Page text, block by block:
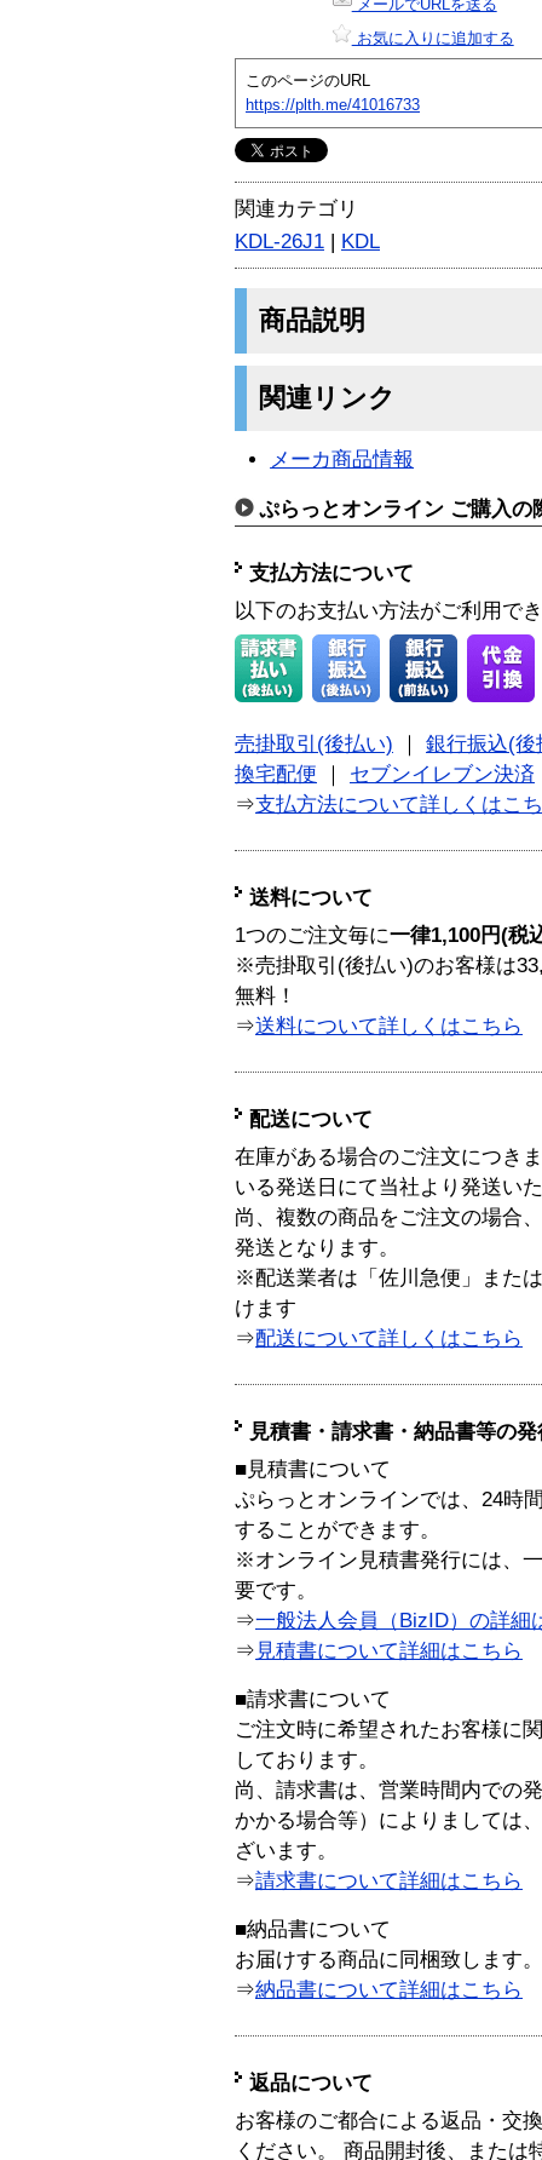
メールでURLを送る
お気に入りに追加する
このページのURL
https://plth.me/41016733
関連カテゴリ
KDL-26J1 | KDL
商品説明
関連リンク
メーカ商品情報
ぷらっとオンライン ご購入の
支払方法について
以下のお支払い方法がご利用で
売掛取引(後払い)
銀行振込(後
換宅配便
セブンイレブン決済
⇒支払方法について詳しくはこ
送料について
1つのご注文毎に一律1,100円(税
※売掛取引(後払い)のお客様は
無料！
⇒送料について詳しくはこちら
配送について
在庫がある場合のご注文につき
いる発送日にて当社より発送い
尚、複数の商品をご注文の場合
発送となります。
※配送業者は「佐川急便」また
けます
⇒配送について詳しくはこちら
見積書・請求書・納品書等の
■見積書について
ぷらっとオンラインでは、24時
することができます。
※オンライン見積書発行には、
要です。
⇒一般法人会員（BizID）の詳細
⇒ 見積書について詳細はこちら
■請求書について
ご注文時に希望されたお客様に
しております。
尚、請求書は、営業時間内での
かかる場合等）によりましては
ざいます。
⇒請求書について詳細はこちら
■納品書について
お届けする商品に同梱致します。
⇒納品書について詳細はこちら
返品について
お客様のご都合による返品・交
ください。 商品開封後、または